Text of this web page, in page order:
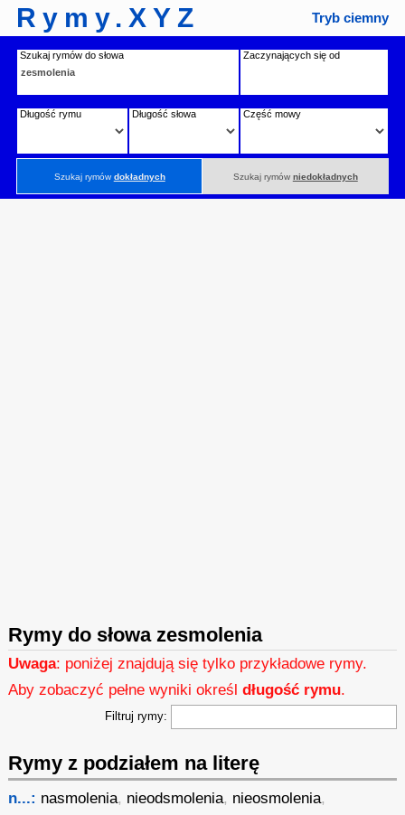
Rymy.XYZ Tryb ciemny
Szukaj rymów do słowa Zaczynających się od
Długość rymu Długość słowa Część mowy
Szukaj rymówdokładnych Szukaj rymów niedokładnych
Rymy do słowa zesmolenia
Uwaga: poniżej znajdują się tylko przykładowe rymy.
Aby zobaczyć pełne wyniki określdługość rymu.
Filtruj rymy:
Rymy z podziałem na literę
n...: nasmolenia, nieodsmolenia, nieosmolenia,